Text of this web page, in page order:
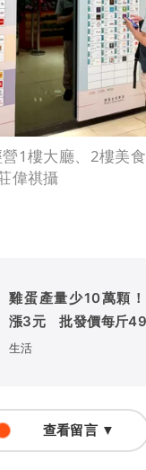
1樓大廳、2樓美
偉祺攝
雞蛋產量少10萬顆
漲3元 批發價每斤
生活
查看留言 ▼